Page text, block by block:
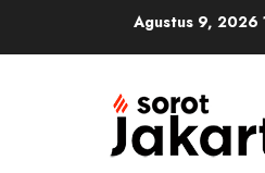
Agustus 9, 2026